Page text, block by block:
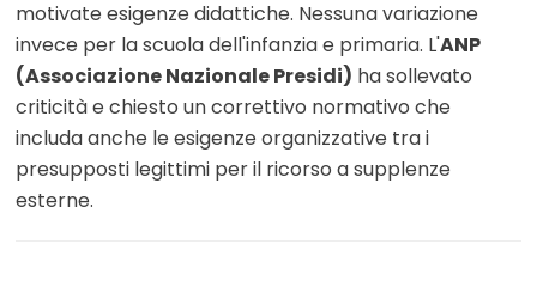
motivate esigenze didattiche. Nessuna variazione
invece per la scuola dell'infanzia e primaria. L'ANP
(Associazione Nazionale Presidi) ha sollevato
criticità e chiesto un correttivo normativo che
includa anche le esigenze organizzative tra i
presupposti legittimi per il ricorso a supplenze
esterne.